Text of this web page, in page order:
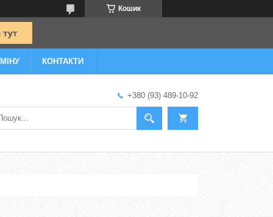
Кошик
КОНТАКТИ
+380 (93) 489-10-92